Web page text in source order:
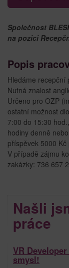
Společnost
na pozici
Popis
Hledáme recepční
Nutná znalost
Určeno pro OZP
ostatní možnost
7:00 do 15:30
hodiny denně
příspěvek 5000 Kč
V případě zájmu
zakázky: 736 657
Našli
práce
VR
smysl!